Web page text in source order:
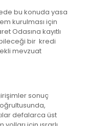
bu konuda yasa
kurulması için
Odasına kayıtlı
bir kredi
mevzuat
sonuç
defalarca üst